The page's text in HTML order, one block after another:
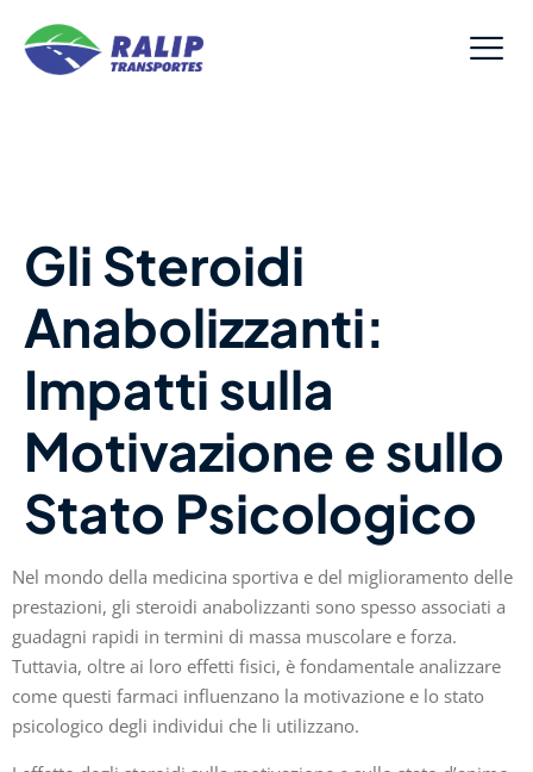
Gli Steroidi
Anabolizzanti:
Impatti sulla
Motivazione e sullo
Stato Psicologico
Nel mondo della medicina sportiva e del miglioramento delle
prestazioni, gli steroidi anabolizzanti sono spesso associati a
guadagni rapidi in termini di massa muscolare e forza.
Tuttavia, oltre ai loro effetti fisici, è fondamentale analizzare
come questi farmaci influenzano la motivazione e lo stato
psicologico degli individui che li utilizzano.